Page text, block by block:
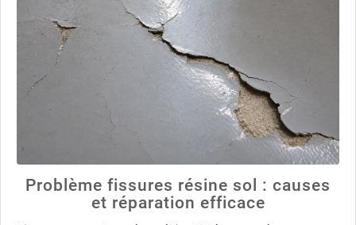
Problème fissures résine sol : causes
et réparation efficace